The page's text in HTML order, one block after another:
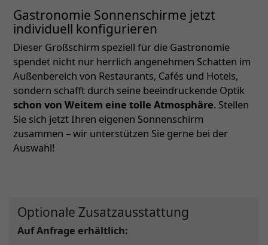
Gastronomie Sonnenschirme jetzt
individuell konfigurieren
Dieser Großschirm speziell für die Gastronomie
spendet nicht nur herrlich angenehmen Schatten im
Außenbereich von Restaurants, Cafés und Hotels,
sondern schafft durch seine beeindruckende Optik
schon von Weitem eine tolle Atmosphäre. Stellen
Sie sich jetzt Ihren eigenen Sonnenschirm
zusammen – wir unterstützen Sie gerne bei der
Auswahl!
Optionale Zusatzausstattung
Auf Anfrage erhältlich: